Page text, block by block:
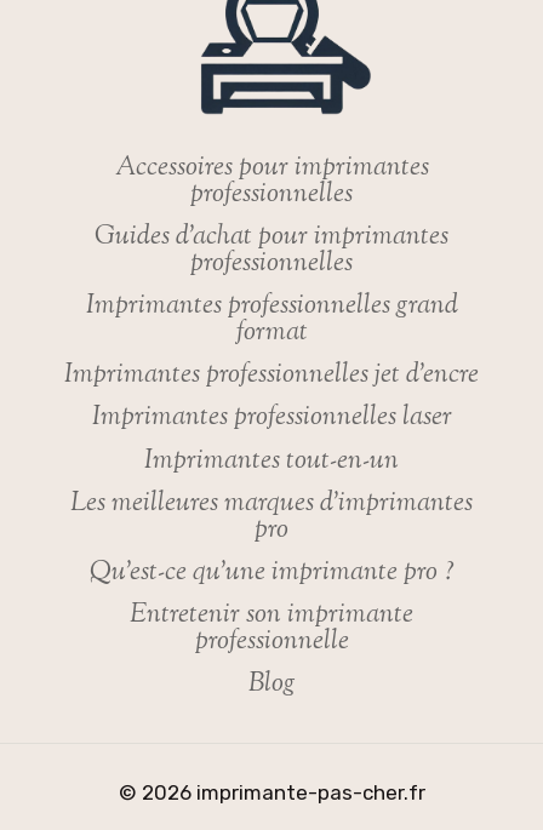
VOTRE
ENTREPRISE
Accessoires pour imprimantes
professionnelles
Guides d’achat pour imprimantes
professionnelles
Imprimantes professionnelles grand
format
Imprimantes professionnelles jet d’encre
Imprimantes professionnelles laser
Imprimantes tout-en-un
Les meilleures marques d’imprimantes
pro
Qu’est-ce qu’une imprimante pro ?
Entretenir son imprimante
professionnelle
Blog
© 2026 imprimante-pas-cher.fr